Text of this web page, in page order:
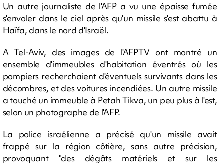
Un autre journaliste de l'AFP a vu une épaisse fumée
s'envoler dans le ciel après qu'un missile s'est abattu à
Haïfa, dans le nord d'Israël.
A Tel-Aviv, des images de l'AFPTV ont montré un
ensemble d'immeubles d'habitation éventrés où les
pompiers recherchaient d'éventuels survivants dans les
décombres, et des voitures incendiées. Un autre missile
a touché un immeuble à Petah Tikva, un peu plus à l'est,
selon un photographe de l'AFP.
La police israélienne a précisé qu'un missile avait
frappé sur la région côtière, sans autre précision,
provoquant "des dégâts matériels et sur les